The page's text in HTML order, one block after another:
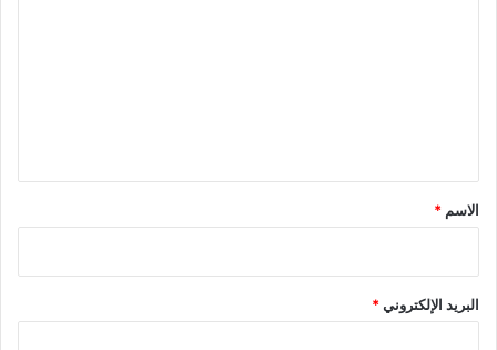
*
الاسم *
البريد الإلكتروني*